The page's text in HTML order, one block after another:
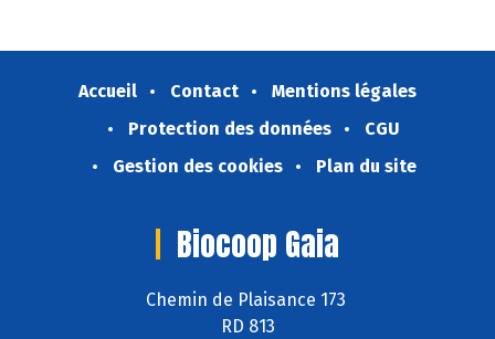
Accueil Contact
Mentions légales
Protection des données
CGU
Gestion des cookies
Plan du site
Biocoop Gaia
Chemin de Plaisance 173
RD 813